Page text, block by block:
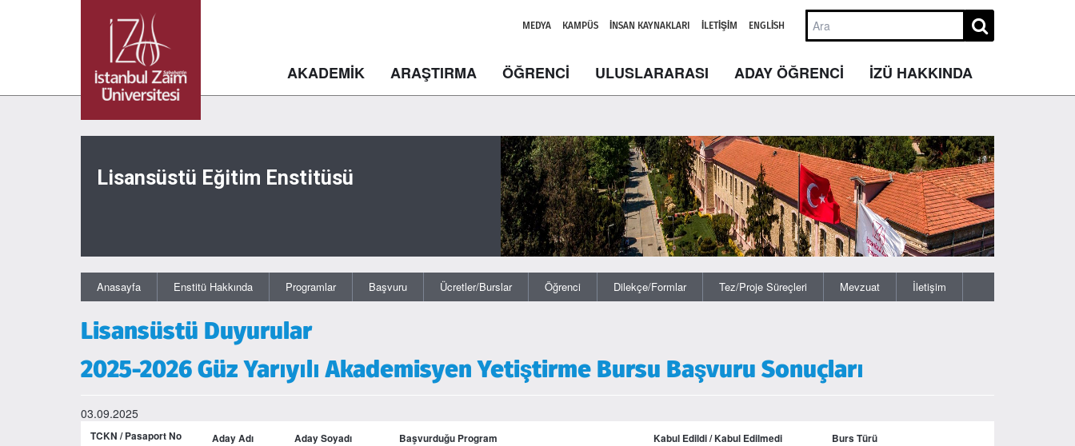
MEDYA KAMPÜS İNSAN KAYNAKLARI İLETIŞIM ENGLISH
AKADEMİK ARAŞTIRMA ÖĞRENCİ ULUSLARARASI ADAY ÖĞRENCİ İZÜ HAKKINDA
Lisansüstü Eğitim Enstitüsü
Anasayfa Enstitü Hakkında Programlar Başvuru Ücretler/Burslar Öğrenci Dilekçe/Formlar Tez/Proje Süreçleri Mevzuat İletişim
Lisansüstü Duyurular
2025-2026 Güz Yarıyılı Akademisyen Yetiştirme Bursu Başvuru Sonuçları
03.09.2025
TCKN / Pasaport No Aday Adı Aday Soyadı Başvurduğu Program Kabul Edildi / Kabul Edilmedi Burs Türü